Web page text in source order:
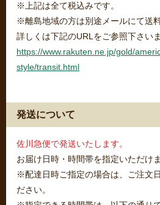
※上記は全て税込みです。
※離島地域の方は別途メールにて送
詳しくは下記のURLをご参照下さいま
https://www.rakuten.ne.jp/gold/
style/transit.html
発送について
佐川急便で発送いたします。
お届け日時・時間帯を指定いただけま
※配達日時ご指定の場合は、ご注文
ださい。